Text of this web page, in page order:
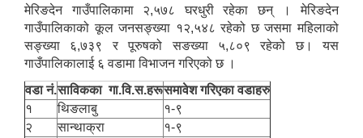
मेरिङदेन गाउँपालिकामा २,५७८ घरधुरी रहेका छन् । मेरिङदेन
गाउँपालिकाको कूल जनसङ्ख्या १२,५४८ रहेको छ जसमा महिलाको
सङ्ख्या ६,७३९ र पूरुषको सङख्या ५,८०९ रहेको छ। यस
गाउँपालिकालाई ६ वडामा विभाजन गरिएको छ ।
वडा नं.साविकका गा.वि.स.हरूसमावेश गरिएका वडाहरु
१
थिङलाबु
१-९
२
सान्थाक्रा
१-९